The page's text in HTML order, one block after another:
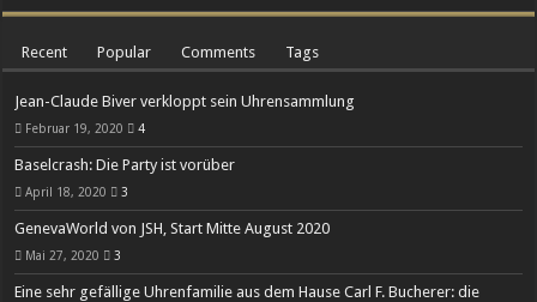
Recent Popular Comments Tags
Jean-Claude Biver verkloppt sein Uhrensammlung
Februar 19, 2020 4
Baselcrash: Die Party ist vorüber
April 18, 2020 3
GenevaWorld von JSH, Start Mitte August 2020
Mai 27, 2020 3
Eine sehr gefällige Uhrenfamilie aus dem Hause Carl F. Bucherer: die